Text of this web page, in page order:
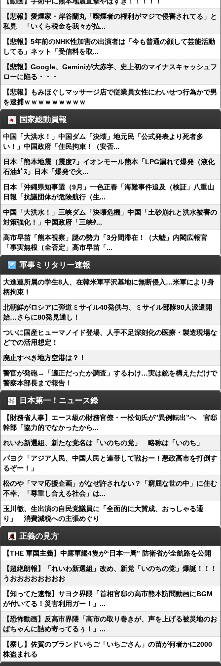
【悲報】愛煙家・岸谷蘭丸「喫煙者の権利がマジで侵害されてる」と
私見 「いくら税金を我々が払...
【悲報】5年前のNHK性加害の出演者は「今も普通の顔して芸能活動
してる」ネット「受信料を取...
【悲報】Google、Geminiが大赤字、史上初のマイナスキャッシュフ
ローに陥る・・・
【悲報】もみほぐしマッサージ店で従業員女性にわいせつ行為かで男
を逮捕ｗｗｗｗｗｗｗｗｗ
国家総動員報
中国「大洪水！」中国ダム「決壊」地元民「公式発表より死者多
い！」中国政府「住民拘束！（安否...
日本「熊本地震（震度7」イオンモール熊本「LPG漏れて爆発（液化
石油ｶﾞｽ」日本「爆発で火...
日本「沖縄県知事選（9月」一色正春「海難事件追及（検証」八重山
日報「抗議団体が危険航行（生...
中国「大洪水！」三峡ダム「決壊危機」中国「土砂崩れと洪水被害の
対策強化！」中国政府「三峡ﾀ...
高市早苗「熊本視察」謎の勢力「3分間滞在！（大嘘」内閣広報官
「事実無根（全否定」高市早苗「...
軍事ミリタリー速報
大進連所属の学生8人、在韓米軍平沢基地に無断侵入…米軍により身
柄拘束！
北朝鮮がロシアに弾道ミサイル40発供与、ミサイル部隊90人派遣開
始…さらに80発見通し！
ついに国産ヒューマノイド登場、人手不足深刻化の医療・製造現場な
どでの活用想定！
廃止すべき地方空港は？！
警官が発砲→「適正だったか調査」するわけ…実は銃を構えただけで
警察本部長まで報告！
日本第一！ニュース録
【財務省人事】エース級の財務官僚・一松旬氏が”異例転出”へ 官邸
幹部「協力的でなかったから...
れいわ新選組、新たな党名は「いのちの党」 略称は「いのち」
パヨク「アジア人民、中国人民と連帯して戦おー！悪政高市を打倒す
るぞー！」
松のや「ママ応援企画」がなぜ許されない？「窮屈な世の中」に住む
不幸、「尊重し合える社会」は...
玉川徹、生出演の自民党議員に「全面的に大賛成、おっしゃる通
り」 消費減税への主張めぐり
正義の見方
【THE 軍国主義】中露軍艦4隻が“日本一周” 防衛省が全航路を公開
【超絶朗報】「れいわ新選組」改め、新党「いのちの党」爆誕！！！
うおおおおおおおお
【知ってた速報】サヨク界隈「首相官邸の高市熊本訪問動画にBGM
が付いてる！災害利用ガー！」...
【恐怖動画】反高市界隈「高市の取り巻きが、声を上げる被災地のお
ばちゃんに詰め寄ってるぅ！」...
【察し】佐賀のブランドいちご「いちごさん」の苗が何者かに2000
株盗まれる